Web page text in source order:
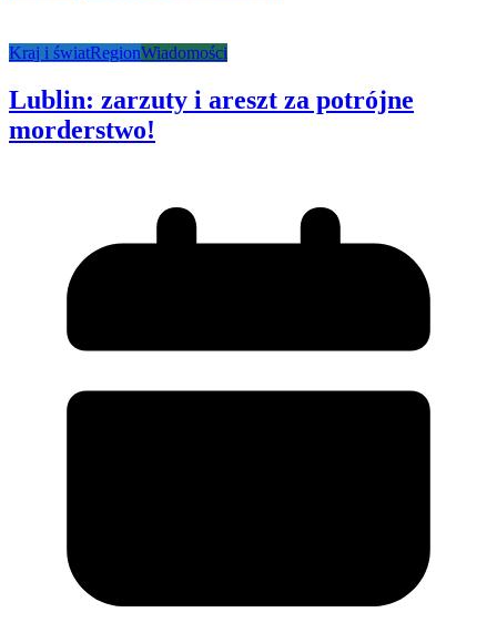
Kraj i światRegionWiadomości
Lublin: zarzuty i areszt za potrójne
morderstwo!